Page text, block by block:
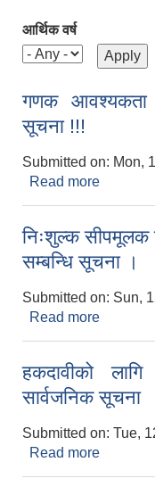
आर्थिक वर्ष
गणक आवश्यकता
सूचना !!!
Submitted on: Mon,
Read more
निःशुल्क सीपमूलक
सम्बन्धि सूचना ।
Submitted on: Sun,
Read more
हकदावीको
सार्वजनिक सूचना
Submitted on: Tue,
Read more